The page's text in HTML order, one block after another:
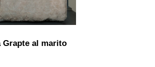
Grapte al marito